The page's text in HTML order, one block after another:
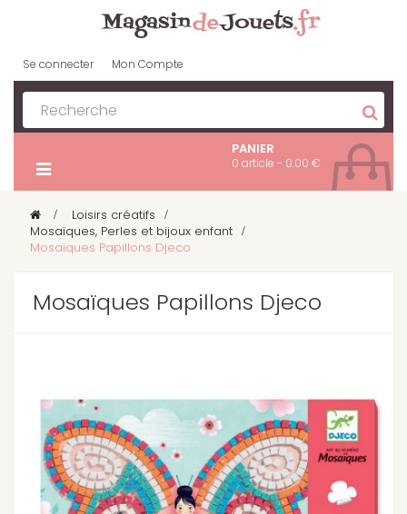
Se connecter Mon Compte
PANIER
0 article - 0.00 €
> Loisirs créatifs >
Mosaïques, Perles et bijoux enfant >
Mosaïques Papillons Djeco
Mosaïques Papillons Djeco